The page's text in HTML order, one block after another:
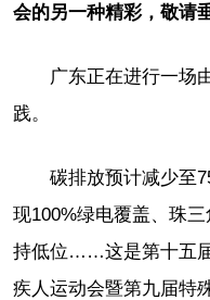
会的另一种精彩，敬请
广东正在进行一场
践。
碳排放预计减少至
现100%绿电覆盖、珠
持低位……这是第十五
疾人运动会暨第九届特